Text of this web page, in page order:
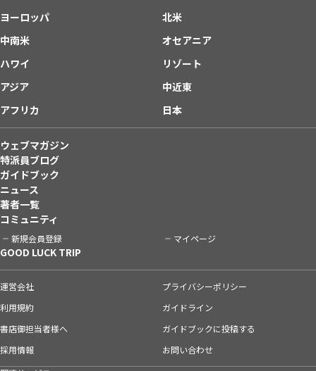
ヨーロッパ
北米
中南米
オセアニア
ハワイ
リゾート
アジア
中近東
アフリカ
日本
ウェブマガジン
特派員ブログ
ガイドブック
ニュース
著者一覧
コミュニティ
新規会員登録 マイページ
GOOD LUCK TRIP
運営会社
プライバシーポリシー
利用規約
ガイドライン
書店御担当者様へ
ガイドブックに投稿する
採用情報
お問い合わせ